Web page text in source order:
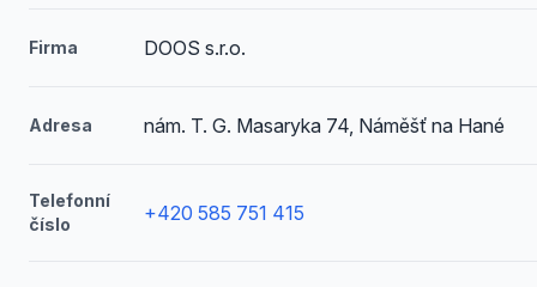
Firma DOOS s.r.o.
Adresa nám. T. G. Masaryka 74, Náměšť na Hané
Telefonní
číslo
+420 585 751 415